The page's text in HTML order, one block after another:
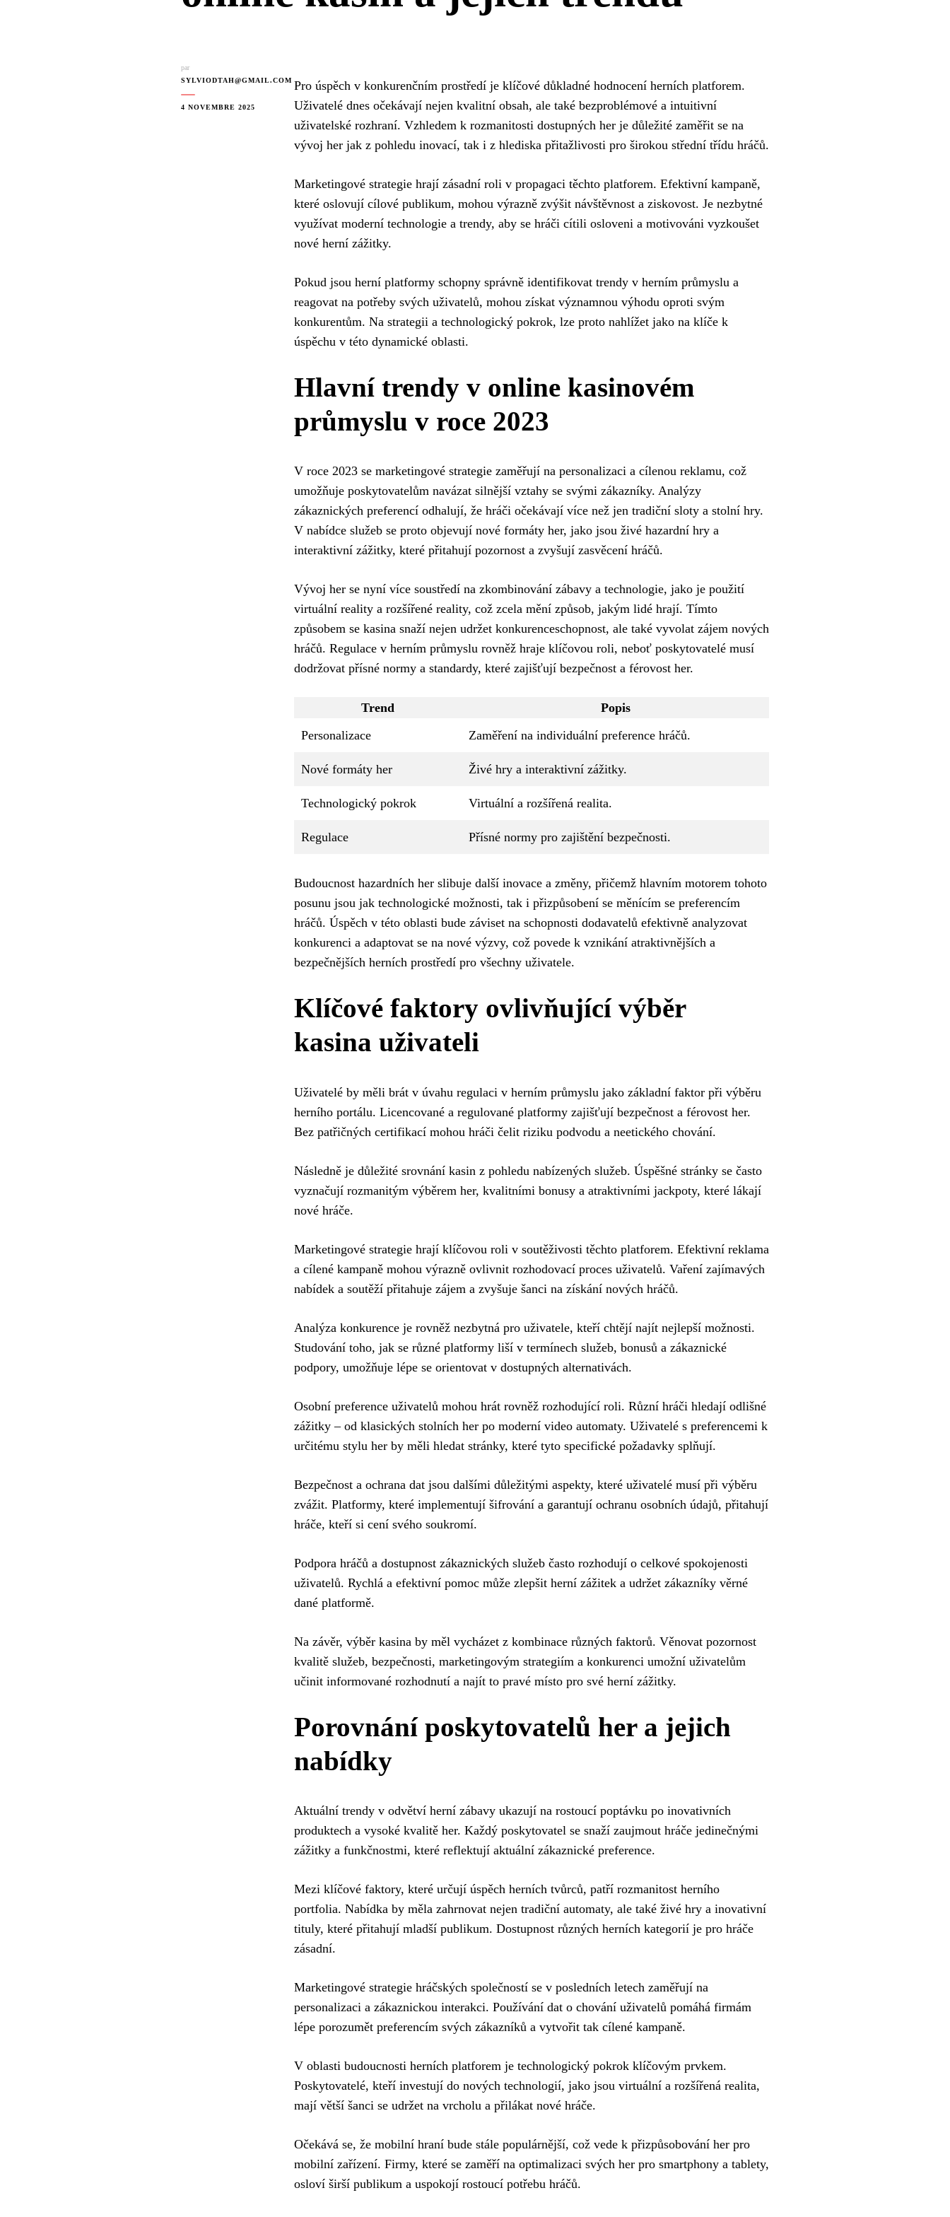
par
SYLVIODTAH@GMAIL.COM
4 NOVEMBRE 2025
Pro úspěch v konkurenčním prostředí je klíčové důkladné hodnocení herních platforem.
Uživatelé dnes očekávají nejen kvalitní obsah, ale také bezproblémové a intuitivní
uživatelské rozhraní. Vzhledem k rozmanitosti dostupných her je důležité zaměřit se na
vývoj her jak z pohledu inovací, tak i z hlediska přitažlivosti pro širokou střední třídu hráčů.
Marketingové strategie hrají zásadní roli v propagaci těchto platforem. Efektivní kampaně,
které oslovují cílové publikum, mohou výrazně zvýšit návštěvnost a ziskovost. Je nezbytné
využívat moderní technologie a trendy, aby se hráči cítili osloveni a motivováni vyzkoušet
nové herní zážitky.
Pokud jsou herní platformy schopny správně identifikovat trendy v herním průmyslu a
reagovat na potřeby svých uživatelů, mohou získat významnou výhodu oproti svým
konkurentům. Na strategii a technologický pokrok, lze proto nahlížet jako na klíče k
úspěchu v této dynamické oblasti.
Hlavní trendy v online kasinovém
průmyslu v roce 2023
V roce 2023 se marketingové strategie zaměřují na personalizaci a cílenou reklamu, což
umožňuje poskytovatelům navázat silnější vztahy se svými zákazníky. Analýzy
zákaznických preferencí odhalují, že hráči očekávají více než jen tradiční sloty a stolní hry.
V nabídce služeb se proto objevují nové formáty her, jako jsou živé hazardní hry a
interaktivní zážitky, které přitahují pozornost a zvyšují zasvěcení hráčů.
Vývoj her se nyní více soustředí na zkombinování zábavy a technologie, jako je použití
virtuální reality a rozšířené reality, což zcela mění způsob, jakým lidé hrají. Tímto
způsobem se kasina snaží nejen udržet konkurenceschopnost, ale také vyvolat zájem nových
hráčů. Regulace v herním průmyslu rovněž hraje klíčovou roli, neboť poskytovatelé musí
dodržovat přísné normy a standardy, které zajišťují bezpečnost a férovost her.
Trend
Popis
Personalizace
Zaměření na individuální preference hráčů.
Nové formáty her Živé hry a interaktivní zážitky.
Technologický pokrok Virtuální a rozšířená realita.
Regulace Přísné normy pro zajištění bezpečnosti.
Budoucnost hazardních her slibuje další inovace a změny, přičemž hlavním motorem tohoto
posunu jsou jak technologické možnosti, tak i přizpůsobení se měnícím se preferencím
hráčů. Úspěch v této oblasti bude záviset na schopnosti dodavatelů efektivně analyzovat
konkurenci a adaptovat se na nové výzvy, což povede k vznikání atraktivnějších a
bezpečnějších herních prostředí pro všechny uživatele.
Klíčové faktory ovlivňující výběr
kasina uživateli
Uživatelé by měli brát v úvahu regulaci v herním průmyslu jako základní faktor při výběru
herního portálu. Licencované a regulované platformy zajišťují bezpečnost a férovost her.
Bez patřičných certifikací mohou hráči čelit riziku podvodu a neetického chování.
Následně je důležité srovnání kasin z pohledu nabízených služeb. Úspěšné stránky se často
vyznačují rozmanitým výběrem her, kvalitními bonusy a atraktivními jackpoty, které lákají
nové hráče.
Marketingové strategie hrají klíčovou roli v soutěživosti těchto platforem. Efektivní reklama
a cílené kampaně mohou výrazně ovlivnit rozhodovací proces uživatelů. Vaření zajímavých
nabídek a soutěží přitahuje zájem a zvyšuje šanci na získání nových hráčů.
Analýza konkurence je rovněž nezbytná pro uživatele, kteří chtějí najít nejlepší možnosti.
Studování toho, jak se různé platformy liší v termínech služeb, bonusů a zákaznické
podpory, umožňuje lépe se orientovat v dostupných alternativách.
Osobní preference uživatelů mohou hrát rovněž rozhodující roli. Různí hráči hledají odlišné
zážitky – od klasických stolních her po moderní video automaty. Uživatelé s preferencemi k
určitému stylu her by měli hledat stránky, které tyto specifické požadavky splňují.
Bezpečnost a ochrana dat jsou dalšími důležitými aspekty, které uživatelé musí při výběru
zvážit. Platformy, které implementují šifrování a garantují ochranu osobních údajů, přitahují
hráče, kteří si cení svého soukromí.
Podpora hráčů a dostupnost zákaznických služeb často rozhodují o celkové spokojenosti
uživatelů. Rychlá a efektivní pomoc může zlepšit herní zážitek a udržet zákazníky věrné
dané platformě.
Na závěr, výběr kasina by měl vycházet z kombinace různých faktorů. Věnovat pozornost
kvalitě služeb, bezpečnosti, marketingovým strategiím a konkurenci umožní uživatelům
učinit informované rozhodnutí a najít to pravé místo pro své herní zážitky.
Porovnání poskytovatelů her a jejich
nabídky
Aktuální trendy v odvětví herní zábavy ukazují na rostoucí poptávku po inovativních
produktech a vysoké kvalitě her. Každý poskytovatel se snaží zaujmout hráče jedinečnými
zážitky a funkčnostmi, které reflektují aktuální zákaznické preference.
Mezi klíčové faktory, které určují úspěch herních tvůrců, patří rozmanitost herního
portfolia. Nabídka by měla zahrnovat nejen tradiční automaty, ale také živé hry a inovativní
tituly, které přitahují mladší publikum. Dostupnost různých herních kategorií je pro hráče
zásadní.
Marketingové strategie hráčských společností se v posledních letech zaměřují na
personalizaci a zákaznickou interakci. Používání dat o chování uživatelů pomáhá firmám
lépe porozumět preferencím svých zákazníků a vytvořit tak cílené kampaně.
V oblasti budoucnosti herních platforem je technologický pokrok klíčovým prvkem.
Poskytovatelé, kteří investují do nových technologií, jako jsou virtuální a rozšířená realita,
mají větší šanci se udržet na vrcholu a přilákat nové hráče.
Očekává se, že mobilní hraní bude stále populárnější, což vede k přizpůsobování her pro
mobilní zařízení. Firmy, které se zaměří na optimalizaci svých her pro smartphony a tablety,
osloví širší publikum a uspokojí rostoucí potřebu hráčů.